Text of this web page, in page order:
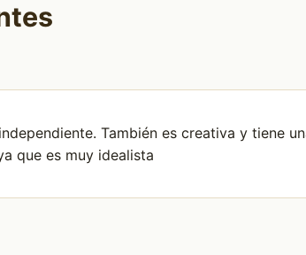
También es creativa y tiene
que es muy idealista